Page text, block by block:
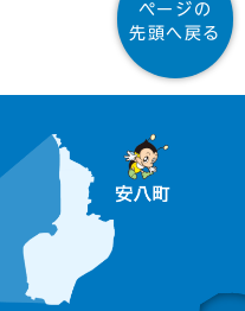
ページの
先頭へ戻る